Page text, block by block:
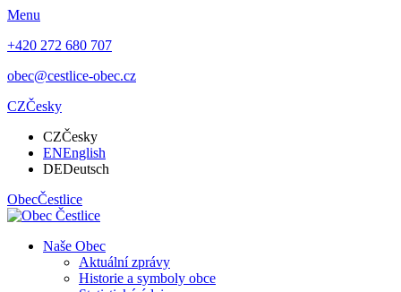
Menu
+420 272 680 707
obec@cestlice-obec.cz
CZČesky
CZČesky
ENEnglish
DEDeutsch
ObecČestlice
Naše Obec
Aktuální zprávy
Historie a symboly obce